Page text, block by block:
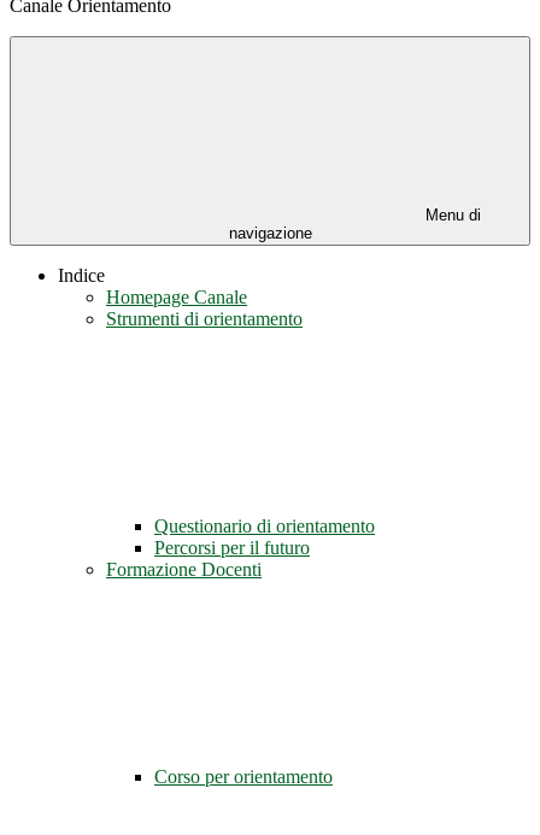
Canale Orientamento
Menu di
navigazione
Indice
Homepage Canale
Strumenti di orientamento
Questionario di orientamento
Percorsi per il futuro
Formazione Docenti
Corso per orientamento